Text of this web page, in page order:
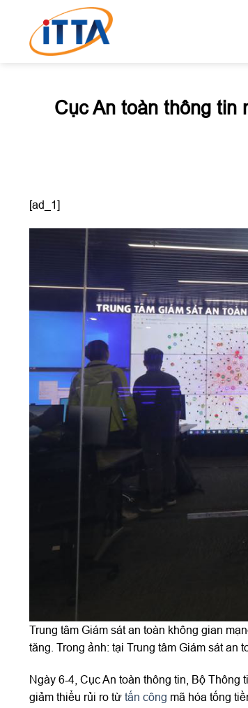
content
Cục An toàn thông tin
[ad_1]
Trung tâm Giám sát an toàn không gian
tăng. Trong ảnh: tại Trung tâm Giám sát an
Ngày 6-4, Cục An toàn thông tin, Bộ Thông
giảm thiểu rủi ro từ tấn công mã hóa tống